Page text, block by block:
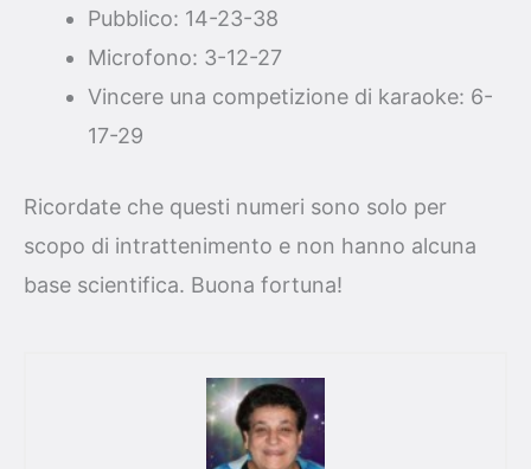
Pubblico: 14-23-38
Microfono: 3-12-27
Vincere una competizione di karaoke: 6-
17-29
Ricordate che questi numeri sono solo per
scopo di intrattenimento e non hanno alcuna
base scientifica. Buona fortuna!